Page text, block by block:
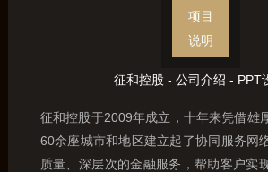
项目
说明
征和控股 - 公司介绍 - PPT
征和控股于2009年成立，十年来凭借雄
60余座城市和地区建立起了协同服务网
质量、深层次的金融服务，帮助客户实